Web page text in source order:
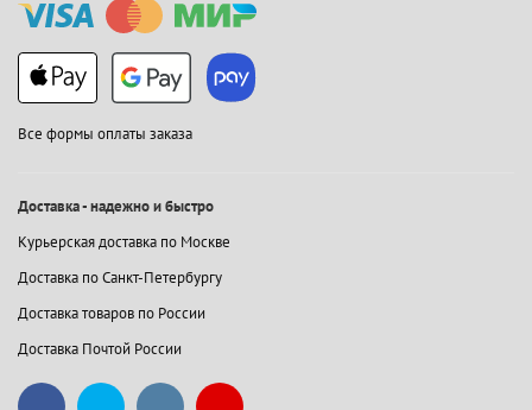
Все формы оплаты заказа
Доставка - надежно и быстро
Курьерская доставка по Москве
Доставка по Санкт-Петербургу
Доставка товаров по России
Доставка Почтой России